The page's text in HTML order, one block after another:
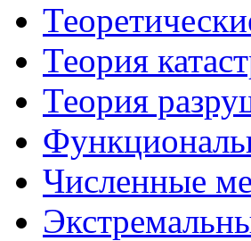
Теория
Теория
Численные